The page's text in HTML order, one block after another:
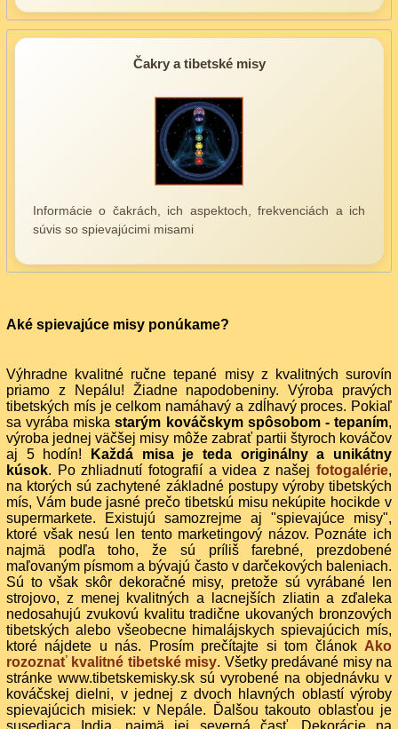
Čakry a tibetské misy
Informácie o čakrách, ich aspektoch, frekvenciách a ich
súvis so spievajúcimi misami
Aké spievajúce misy ponúkame?
Výhradne kvalitné ručne tepané misy z kvalitných surovín
priamo z Nepálu! Žiadne napodobeniny. Výroba pravých
tibetských mís je celkom namáhavý a zdĺhavý proces. Pokiaľ
sa vyrába miskastarým kováčskym spôsobom - tepaním,
výroba jednej väčšej misy môže zabrať partii štyroch kováčov
aj 5 hodín!
Každá misa je teda originálny a unikátny
kúsok. Po zhliadnutí fotografií a videa z našej fotogalérie,
na ktorých sú zachytené základné postupy výroby tibetských
mís, Vám bude jasné prečo tibetskú misu nekúpite hocikde v
supermarkete. Existujú samozrejme aj "spievajúce misy",
ktoré však nesú len tento marketingový názov. Poznáte ich
najmä podľa toho, že sú príliš farebné, prezdobené
maľovaným písmom a bývajú často v darčekových baleniach.
Sú to však skôr dekoračné misy, pretože sú vyrábané len
strojovo, z menej kvalitných a lacnejších zliatin a zďaleka
nedosahujú zvukovú kvalitu tradične ukovaných bronzových
tibetských alebo všeobecne himalájskych spievajúcich mís,
ktoré nájdete u nás. Prosím prečítajte si tom článok Ako
rozoznať kvalitné tibetské misy. Všetky predávané misy na
stránke www.tibetskemisky.sk sú vyrobené na objednávku v
kováčskej dielni, v jednej z dvoch hlavných oblastí výroby
spievajúcich misiek: v Nepále. Ďalšou takouto oblasťou je